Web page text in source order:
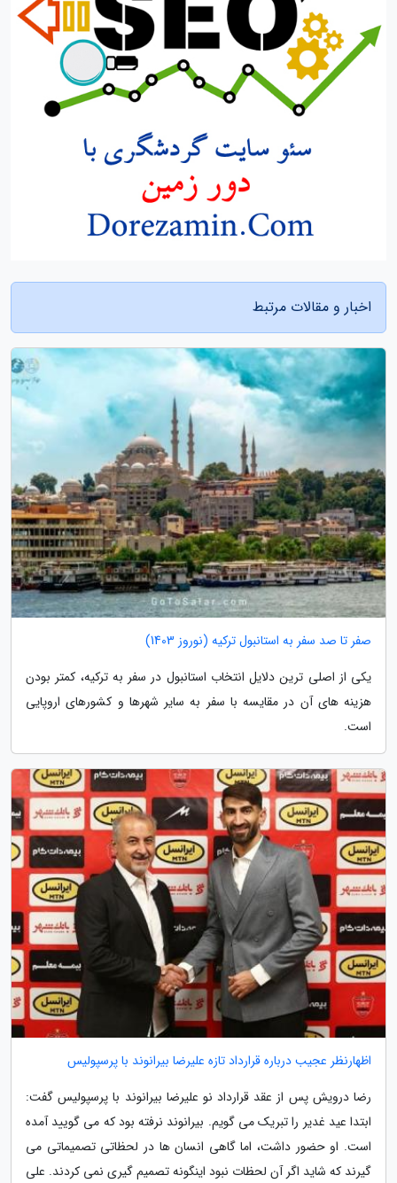
اخبار و مقالات مرتبط
صفر تا صد سفر به استانبول ترکیه (نوروز 1403)
یکی از اصلی ترین دلایل انتخاب استانبول در سفر به ترکیه، کمتر بودن
هزینه های آن در مقایسه با سفر به سایر شهرها و کشورهای اروپایی
است.
اظهارنظر عجیب درباره قرارداد تازه علیرضا بیرانوند با پرسپولیس
رضا درویش پس از عقد قرارداد نو علیرضا بیرانوند با پرسپولیس گفت:
ابتدا عید غدیر را تبریک می گویم. بیرانوند نرفته بود که می گویید آمده
است. او حضور داشت، اما گاهی انسان ها در لحظاتی تصمیماتی می
گیرند که شاید اگر آن لحظات نبود اینگونه تصمیم گیری نمی کردند. علی